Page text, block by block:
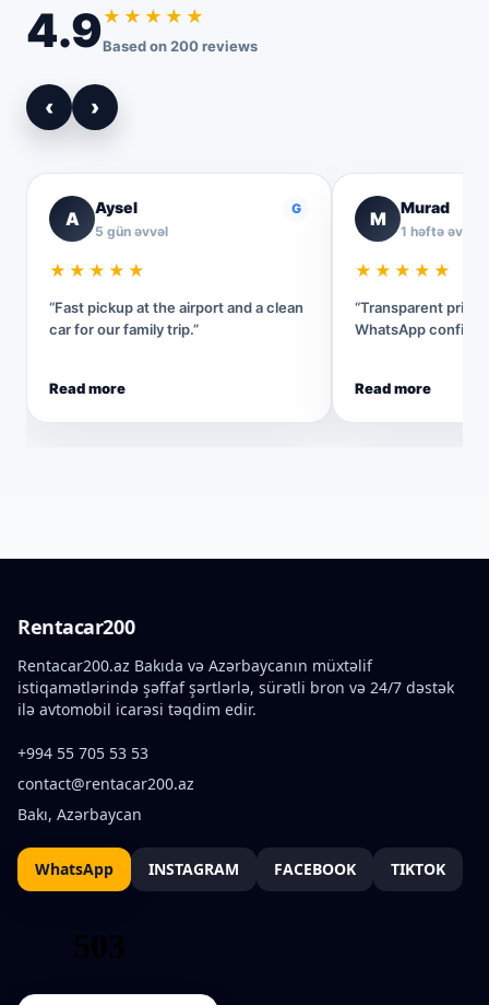
4.9★★★★★
Based on 200 reviews
‹ ›
A
Aysel
5 gün əvvəl
G
★★★★★
“Fast pickup at the airport and a clean
car for our family trip.”
Read more
M
Murad
1 həftə əvvəl
★★★★★
“Transparent
WhatsApp
Read more
Rentacar200
Rentacar200.az Bakıda və Azərbaycanın müxtəlif
istiqamətlərində şəffaf şərtlərlə, sürətli bron və 24/7 dəstək
ilə avtomobil icarəsi təqdim edir.
+994 55 705 53 53
contact@rentacar200.az
Bakı, Azərbaycan
WhatsApp INSTAGRAM FACEBOOK TIKTOK